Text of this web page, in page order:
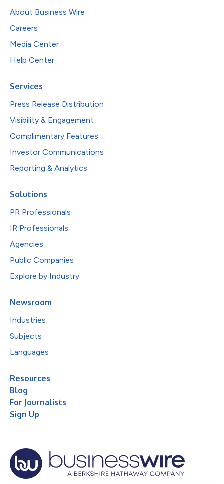
About Business Wire
Careers
Media Center
Help Center
Services
Press Release Distribution
Visibility & Engagement
Complimentary Features
Investor Communications
Reporting & Analytics
Solutions
PR Professionals
IR Professionals
Agencies
Public Companies
Explore by Industry
Newsroom
Industries
Subjects
Languages
Resources
Blog
For Journalists
Sign Up